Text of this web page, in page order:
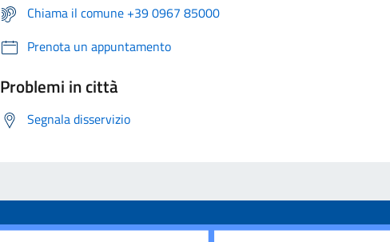
Chiama il comune +39 0967 85000
Prenota un appuntamento
Problemi in città
Segnala disservizio